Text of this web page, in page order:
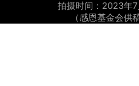
拍摄时间：2023年7
（感恩基金会供